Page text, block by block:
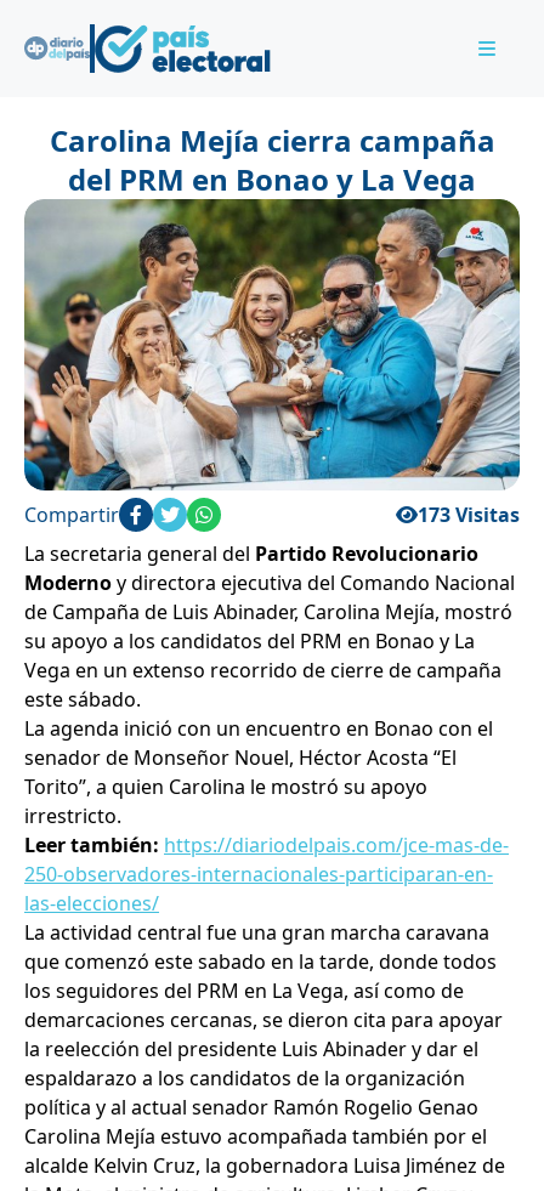
Carolina Mejía cierra campaña
del PRM en Bonao y La Vega
Compartir
173 Visitas
La secretaria general del Partido Revolucionario
Modernoy directora ejecutiva del Comando Nacional
de Campaña de Luis Abinader, Carolina Mejía, mostró
su apoyo a los candidatos del PRM en Bonao y La
Vega en un extenso recorrido de cierre de campaña
este sábado.
La agenda inició con un encuentro en Bonao con el
senador de Monseñor Nouel, Héctor Acosta “El
Torito”, a quien Carolina le mostró su apoyo
irrestricto.
Leer también: https://diariodelpais.com/jce-mas-de-
250-observadores-internacionales-participaran-en-
las-elecciones/
La actividad central fue una gran marcha caravana
que comenzó este sabado en la tarde, donde todos
los seguidores del PRM en La Vega, así como de
demarcaciones cercanas, se dieron cita para apoyar
la reelección del presidente Luis Abinader y dar el
espaldarazo a los candidatos de la organización
política y al actual senador Ramón Rogelio Genao
Carolina Mejía estuvo acompañada también por el
alcalde Kelvin Cruz, la gobernadora Luisa Jiménez de